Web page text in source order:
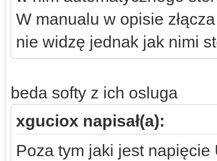
W manualu w opisie
nie widzę jednak jak nimi
beda softy z ich osluga
xguciox napisał(a):
Poza tym jaki jest